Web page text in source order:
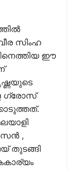
സിംഹ
ഈ
ഗ്രോസ്
,
തുടങ്ങി